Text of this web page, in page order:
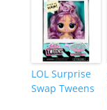
LOL Surprise
Swap Tweens